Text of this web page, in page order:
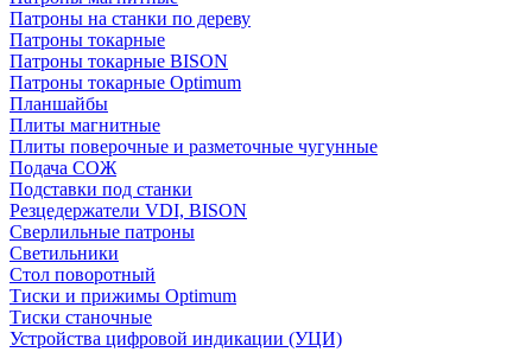
Патроны на станки по дереву
Патроны токарные
Патроны токарные BISON
Патроны токарные Optimum
Планшайбы
Плиты магнитные
Плиты поверочные и разметочные чугунные
Подача СОЖ
Подставки под станки
Резцедержатели VDI, BISON
Сверлильные патроны
Светильники
Стол поворотный
Тиски и прижимы Optimum
Тиски станочные
Устройства цифровой индикации (УЦИ)